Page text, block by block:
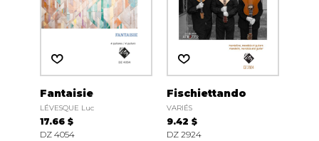
Fantaisie
LÉVESQUE Luc
17.66 $
DZ 4054
Fischiettando
VARIÉS
9.42 $
DZ 2924